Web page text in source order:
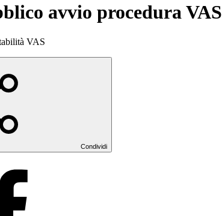
avvio procedura VAS
VAS
Condividi